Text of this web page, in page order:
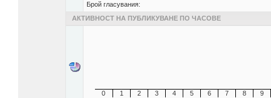
Брой гласувания:
АКТИВНОСТ НА ПУБЛИКУВАНЕ ПО ЧАСОВЕ
0 1 2 3 4 5 6 7 8 9